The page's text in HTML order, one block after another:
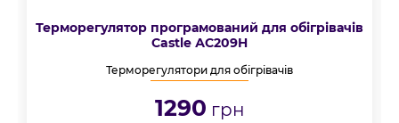
Терморегулятор програмований для обігрівачів
Castle АС209H
Терморегулятори для обігрівачів
1290 грн